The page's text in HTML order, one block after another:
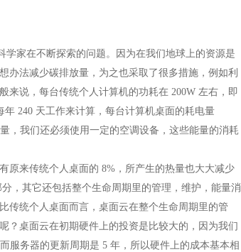
家在不断探索的问题。因为在我们地球上的资源是
办法减少碳排放量，为之也采取了很多措施，例如利
来说，每台传统个人计算机的功耗在 200W 左右，即
240 天工作来计算，每台计算机桌面的耗电量
，我们还必须使用一定的空调设备，这些能量的消耗
来传统个人桌面的 8%，所产生的热量也大大减少
，其它还包括整个生命周期里的管理，维护，能量消
传统个人桌面而言，桌面云在整个生命周期里的管
？桌面云在初期硬件上的投资是比较大的，因为我们
服务器的更新周期是 5 年，所以硬件上的成本基本相